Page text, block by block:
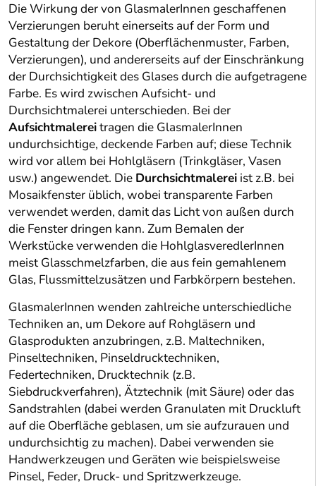
Die Wirkung der von GlasmalerInnen geschaffenen
Verzierungen beruht einerseits auf der Form und
Gestaltung der Dekore (Oberflächenmuster, Farben,
Verzierungen), und andererseits auf der Einschränkung
der Durchsichtigkeit des Glases durch die aufgetragene
Farbe. Es wird zwischen Aufsicht- und
Durchsichtmalerei unterschieden. Bei der
Aufsichtmalereitragen die GlasmalerInnen
undurchsichtige, deckende Farben auf; diese Technik
wird vor allem bei Hohlgläsern (Trinkgläser, Vasen
usw.) angewendet. Die Durchsichtmalerei ist z.B. bei
Mosaikfenster üblich, wobei transparente Farben
verwendet werden, damit das Licht von außen durch
die Fenster dringen kann. Zum Bemalen der
Werkstücke verwenden die HohlglasveredlerInnen
meist Glasschmelzfarben, die aus fein gemahlenem
Glas, Flussmittelzusätzen und Farbkörpern bestehen.
GlasmalerInnen wenden zahlreiche unterschiedliche
Techniken an, um Dekore auf Rohgläsern und
Glasprodukten anzubringen, z.B. Maltechniken,
Pinseltechniken, Pinseldrucktechniken,
Federtechniken, Drucktechnik (z.B.
Siebdruckverfahren), Ätztechnik (mit Säure) oder das
Sandstrahlen (dabei werden Granulaten mit Druckluft
auf die Oberfläche geblasen, um sie aufzurauen und
undurchsichtig zu machen). Dabei verwenden sie
Handwerkzeugen und Geräten wie beispielsweise
Pinsel, Feder, Druck- und Spritzwerkzeuge.